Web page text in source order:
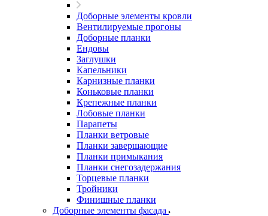
Доборные элементы кровли
Вентилируемые прогоны
Доборные планки
Ендовы
Заглушки
Капельники
Карнизные планки
Коньковые планки
Крепежные планки
Лобовые планки
Парапеты
Планки ветровые
Планки завершающие
Планки примыкания
Планки снегозадержания
Торцевые планки
Тройники
Финишные планки
Доборные элементы фасада